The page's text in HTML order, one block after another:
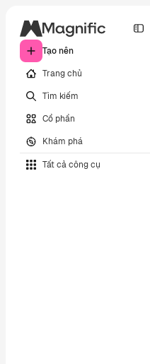
Tạo nên
Trang chủ
Tìm kiếm
Cổ phần
Khám phá
Tất cả công cụ